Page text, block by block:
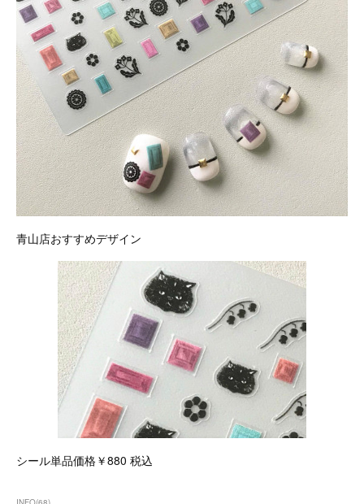
青山店おすすめデザイン
シール単品価格￥880 税込